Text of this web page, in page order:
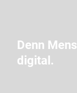
P
T
Denn
digital.